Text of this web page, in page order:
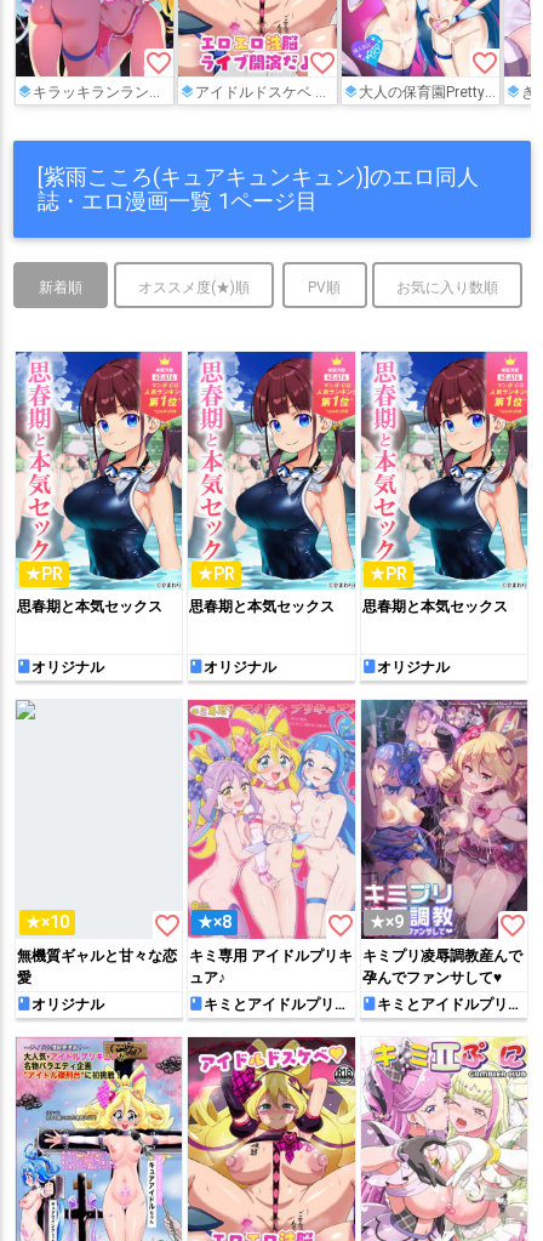
favorite_border
キラッキランランなんてなかった
favorite_border
アイドルドスケベ エロエロ洗脳ライブ開演だよ
favorite_border
大人の保育園PrettyHolic!キュンキュン・ウインク編 きゅ
[紫雨こころ(キュアキュンキュン)]のエロ同人
誌・エロ漫画一覧 1ページ目
新着順 オススメ度(★)順 PV順 お気に入り数順
★PR
思春期と本気セックス
オリジナル
★PR
思春期と本気セックス
オリジナル
★PR
思春期と本気セックス
オリジナル
★×10 favorite_border
無機質ギャルと甘々な恋
愛
オリジナル
★×8 favorite_border
キミ専用 アイドルプリキ
ュア♪
キミとアイドルプリキ
ュア♪
★×9 favorite_border
キミプリ凌辱調教産んで
孕んでファンサして♥
キミとアイドルプリキ
ュア♪